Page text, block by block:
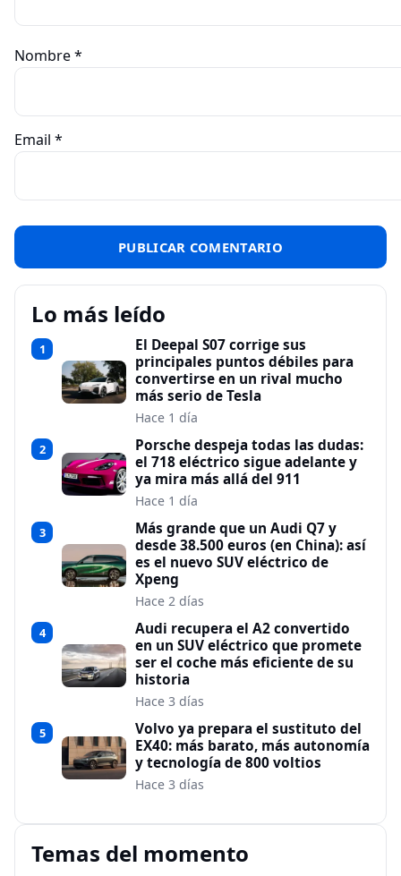
Nombre*
Email *
Lo más leído
1
El Deepal S07 corrige sus
principales puntos débiles para
convertirse en un rival mucho
más serio de Tesla
Hace 1 día
2
Porsche despeja todas las dudas:
el 718 eléctrico sigue adelante y
ya mira más allá del 911
Hace 1 día
3
Más grande que un Audi Q7 y
desde 38.500 euros (en China): así
es el nuevo SUV eléctrico de
Xpeng
Hace 2 días
4
Audi recupera el A2 convertido
en un SUV eléctrico que promete
ser el coche más eficiente de su
historia
Hace 3 días
5
Volvo ya prepara el sustituto del
EX40: más barato, más autonomía
y tecnología de 800 voltios
Hace 3 días
Temas del momento